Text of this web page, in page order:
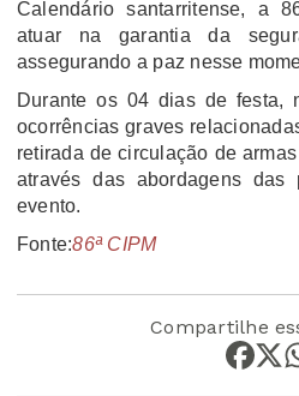
Calendário santarritense, a
atuar na garantia da
assegurando a paz nesse
Durante os 04 dias de festa,
ocorrências graves
retirada de circulação de
através das abordagens
evento.
Fonte:86ª CIPM
Compartilhe